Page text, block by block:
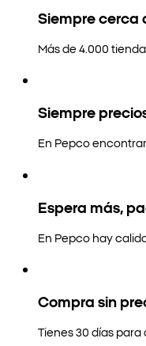
Siempre cerca
Más de 4.000
Siempre
En Pepco
Espera más,
En Pepco hay
Compra sin
Tienes 30 días